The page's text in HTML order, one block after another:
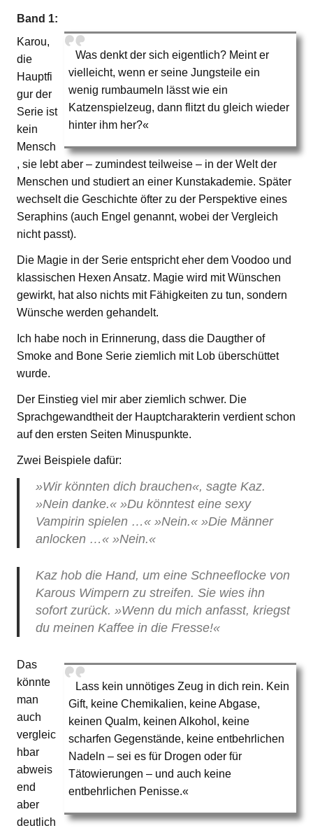
Band 1:
Was denkt der sich eigentlich? Meint er
vielleicht, wenn er seine Jungsteile ein
wenig rumbaumeln lässt wie ein
Katzenspielzeug, dann flitzt du gleich wieder
hinter ihm her?«
Karou,
die
Hauptfi
gur der
Serie ist
kein
Mensch
, sie lebt aber – zumindest teilweise – in der Welt der
Menschen und studiert an einer Kunstakademie. Später
wechselt die Geschichte öfter zu der Perspektive eines
Seraphins (auch Engel genannt, wobei der Vergleich
nicht passt).
Die Magie in der Serie entspricht eher dem Voodoo und
klassischen Hexen Ansatz. Magie wird mit Wünschen
gewirkt, hat also nichts mit Fähigkeiten zu tun, sondern
Wünsche werden gehandelt.
Ich habe noch in Erinnerung, dass die Daugther of
Smoke and Bone Serie ziemlich mit Lob überschüttet
wurde.
Der Einstieg viel mir aber ziemlich schwer. Die
Sprachgewandtheit der Hauptcharakterin verdient schon
auf den ersten Seiten Minuspunkte.
Zwei Beispiele dafür:
»Wir könnten dich brauchen«, sagte Kaz.
»Nein danke.« »Du könntest eine sexy
Vampirin spielen …« »Nein.« »Die Männer
anlocken …« »Nein.«
Kaz hob die Hand, um eine Schneeflocke von
Karous Wimpern zu streifen. Sie wies ihn
sofort zurück. »Wenn du mich anfasst, kriegst
du meinen Kaffee in die Fresse!«
Lass kein unnötiges Zeug in dich rein. Kein
Gift, keine Chemikalien, keine Abgase,
keinen Qualm, keinen Alkohol, keine
scharfen Gegenstände, keine entbehrlichen
Nadeln – sei es für Drogen oder für
Tätowierungen – und auch keine
entbehrlichen Penisse.«
Das
könnte
man
auch
vergleic
hbar
abweis
end
aber
deutlich